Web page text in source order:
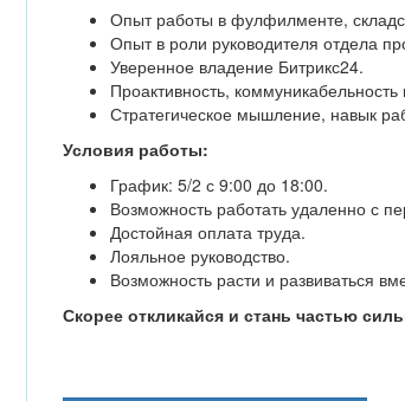
Опыт работы в фулфилменте,
Опыт в роли руководителя отдела
Уверенное владение Битрикс24.
Проактивность,
Стратегическое мышление, навык
Условия работы:
График: 5/2 с 9:00 до 18:00.
Возможность работать удаленно с
Достойная оплата труда.
Лояльное руководство.
Возможность расти и развиваться
Скорее откликайся и стань частью